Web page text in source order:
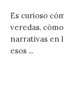
Es curioso
veredas,
narrativas en
esos ...